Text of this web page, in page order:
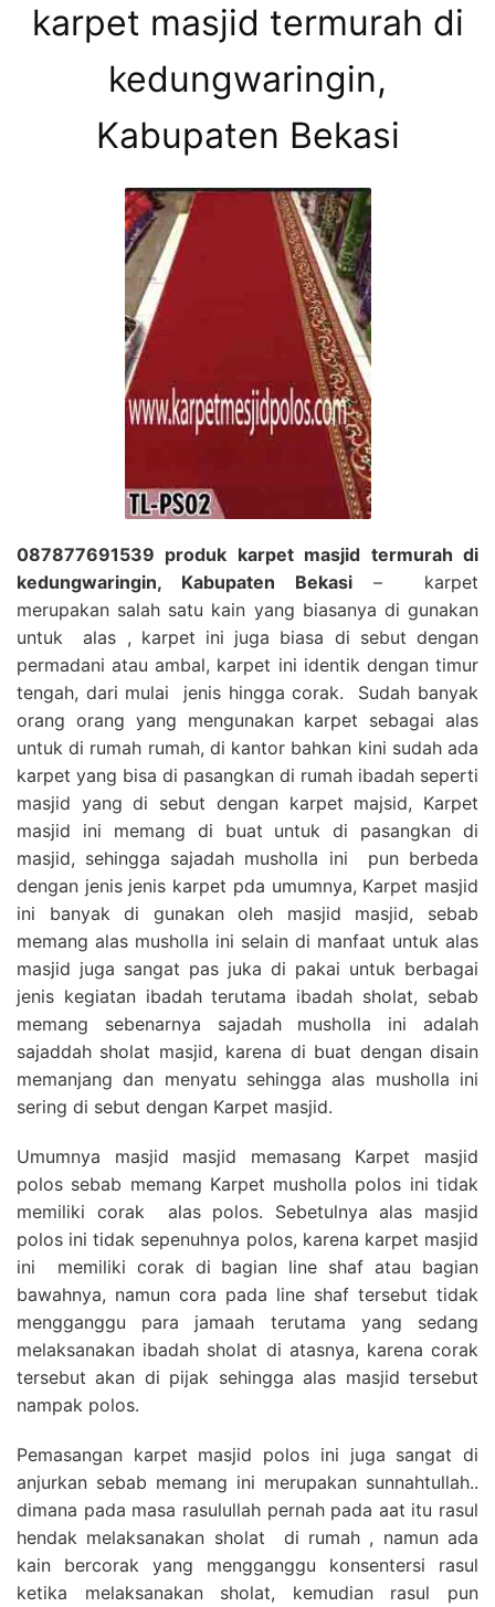
karpet masjid termurah di
kedungwaringin,
Kabupaten Bekasi
087877691539 produk karpet masjid termurah di
kedungwaringin, Kabupaten Bekasi – karpet
merupakan salah satu kain yang biasanya di gunakan
untuk alas , karpet ini juga biasa di sebut dengan
permadani atau ambal, karpet ini identik dengan timur
tengah, dari mulai jenis hingga corak. Sudah banyak
orang orang yang mengunakan karpet sebagai alas
untuk di rumah rumah, di kantor bahkan kini sudah ada
karpet yang bisa di pasangkan di rumah ibadah seperti
masjid yang di sebut dengan karpet majsid, Karpet
masjid ini memang di buat untuk di pasangkan di
masjid, sehingga sajadah musholla ini pun berbeda
dengan jenis jenis karpet pda umumnya, Karpet masjid
ini banyak di gunakan oleh masjid masjid, sebab
memang alas musholla ini selain di manfaat untuk alas
masjid juga sangat pas juka di pakai untuk berbagai
jenis kegiatan ibadah terutama ibadah sholat, sebab
memang sebenarnya sajadah musholla ini adalah
sajaddah sholat masjid, karena di buat dengan disain
memanjang dan menyatu sehingga alas musholla ini
sering di sebut dengan Karpet masjid.
Umumnya masjid masjid memasang Karpet masjid
polos sebab memang Karpet musholla polos ini tidak
memiliki corak alas polos. Sebetulnya alas masjid
polos ini tidak sepenuhnya polos, karena karpet masjid
ini memiliki corak di bagian line shaf atau bagian
bawahnya, namun cora pada line shaf tersebut tidak
mengganggu para jamaah terutama yang sedang
melaksanakan ibadah sholat di atasnya, karena corak
tersebut akan di pijak sehingga alas masjid tersebut
nampak polos.
Pemasangan karpet masjid polos ini juga sangat di
anjurkan sebab memang ini merupakan sunnahtullah..
dimana pada masa rasulullah pernah pada aat itu rasul
hendak melaksanakan sholat di rumah , namun ada
kain bercorak yang mengganggu konsentersi rasul
ketika melaksanakan sholat, kemudian rasul pun